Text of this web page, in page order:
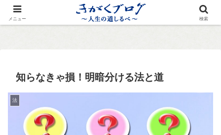
知らなきゃ損！明暗分ける法と道
法
メニュー 検索